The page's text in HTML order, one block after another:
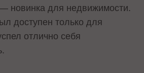
новинка для недвижимости.
доступен только для
отлично себя